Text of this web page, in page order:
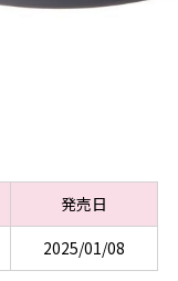
発売日
2025/01/08